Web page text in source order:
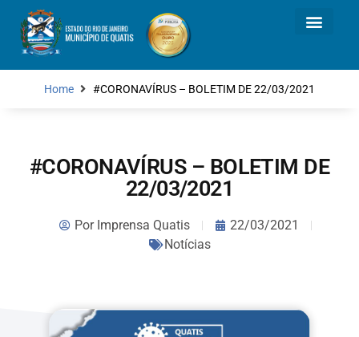
Home #CORONAVÍRUS – BOLETIM DE 22/03/2021
#CORONAVÍRUS – BOLETIM DE
22/03/2021
PorImprensa Quatis
22/03/2021
Notícias